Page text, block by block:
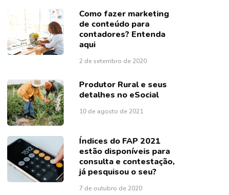
Como fazer marketing
de conteúdo para
contadores? Entenda
aqui
2 de setembro de 2020
Produtor Rural e seus
detalhes no eSocial
10 de agosto de 2021
Índices do FAP 2021
estão disponíveis para
consulta e contestação,
já pesquisou o seu?
7 de outubro de 2020